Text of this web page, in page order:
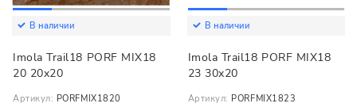
В наличии
Imola Trail18 PORF MIX18
20 20x20
Артикул: PORFMIX1820
В наличии
Imola Trail18 PORF MIX18
23 30x20
Артикул: PORFMIX1823